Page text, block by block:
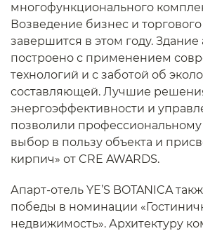
многофункционального
Возведение бизнес и
завершится в этом году. Здание
построено с применением
технологий и с заботой об
составляющей. Лучшие
энергоэффективности и
позволили
выбор в пользу объекта и
кирпич» от CRE AWARDS.
Апарт-отель YE’S BOTANICA
победы в номинации
недвижимость». Архитектуру